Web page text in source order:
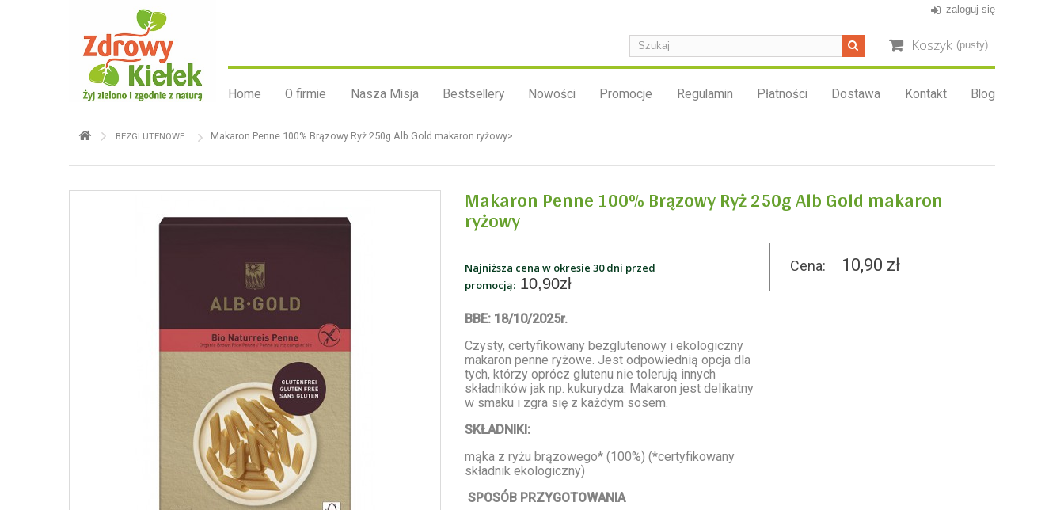
zaloguj się
Koszyk (pusty)
Home O firmie Nasza Misja Bestsellery Nowości Promocje Regulamin Płatności Dostawa Kontakt Blog
BEZGLUTENOWE Makaron Penne 100% Brązowy Ryż 250g Alb Gold makaron ryżowy>
Makaron Penne 100% Brązowy Ryż 250g Alb Gold makaron
ryżowy
Najniższa cena w okresie 30 dni przed
promocją: 10,90zł
BBE: 18/10/2025r.
Czysty, certyfikowany bezglutenowy i ekologiczny
makaron penne ryżowe. Jest odpowiednią opcja dla
tych, którzy oprócz glutenu nie tolerują innych
składników jak np. kukurydza. Makaron jest delikatny
w smaku i zgra się z każdym sosem.
SKŁADNIKI:
mąka z ryżu brązowego* (100%) (*certyfikowany
składnik ekologiczny)
SPOSÓB PRZYGOTOWANIA
Cena: 10,90 zł